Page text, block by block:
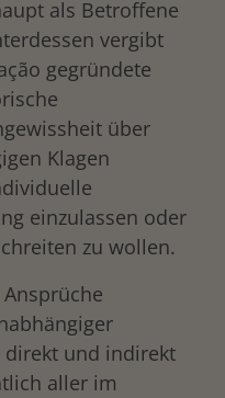
als Betroffene
vergibt
gegründete
über
Klagen
einzulassen oder
zu wollen.
direkt und indirekt
aller im